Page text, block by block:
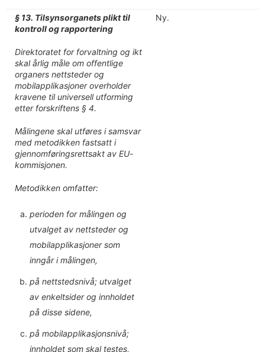
§ 13. Tilsynsorganets plikt til
kontroll og rapportering
Direktoratet for forvaltning og ikt
skal årlig måle om offentlige
organers nettsteder og
mobilapplikasjoner overholder
kravene til universell utforming
etter forskriftens § 4.
Målingene skal utføres i samsvar
med metodikken fastsatt i
gjennomføringsrettsakt av EU-
kommisjonen.
Metodikken omfatter:
perioden for målingen og
utvalget av nettsteder og
mobilapplikasjoner som
inngår i målingen,
på nettstedsnivå; utvalget
av enkeltsider og innholdet
på disse sidene,
på mobilapplikasjonsnivå;
innholdet som skal testes,
Ny.